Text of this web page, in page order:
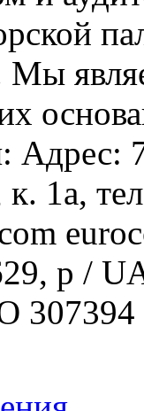
Мы
Адрес:
1а,
р /
307394